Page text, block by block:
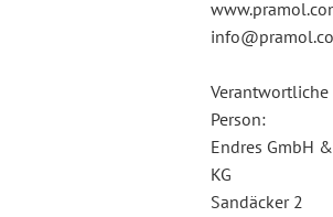
Verantwortliche
Person:
Endres GmbH
KG
Sandäcker 2